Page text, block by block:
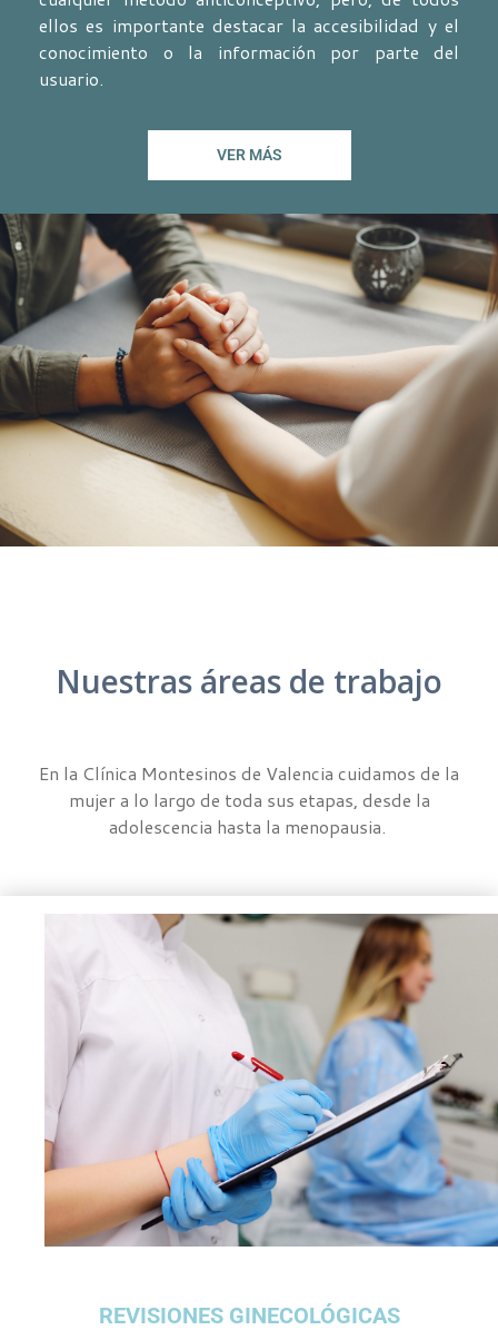
ellos es importante destacar la accesibilidad y el
conocimiento o la información por parte del
usuario.
VER MÁS
Nuestras áreas de trabajo
En la Clínica Montesinos de Valencia cuidamos de la
mujer a lo largo de toda sus etapas, desde la
adolescencia hasta la menopausia.
REVISIONES GINECOLÓGICAS